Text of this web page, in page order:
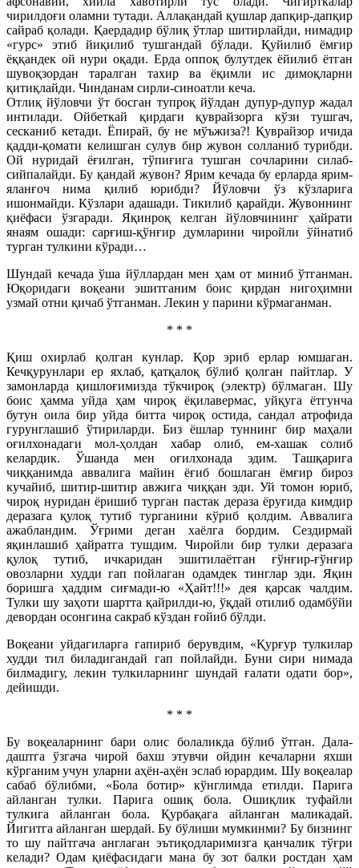
чирилдоғи оламни тутади. Аллақандай қушлар дапқир-дапқир
сайраб қолади. Қаердадир бўлиқ ўтлар шитирлайди, нимадир
«гурс» этиб йиқилиб тушгандай бўлади. Қуйилиб ёмғир
ёққандек ой нури оқади. Ерда оппоқ булутдек ёйилиб ётган
шувоқзордан таралган тахир ва ёқимли ис димоқларни
қитиқлайди. Чинданам сирли-синоатли кеча.
Отлиқ йўловчи ўт босган тупроқ йўлдан дупур-дупур жадал
интилади. Ойбеткай қирдаги қуврайзорга кўзи тушгач,
сесканиб кетади. Ёпирай, бу не мўъжиза?! Қуврайзор ичида
қадди-қомати келишган сулув бир жувон солланиб турибди.
Ой нуридай ёғилган, тўпиғига тушган сочларини силаб-
сийпалайди. Бу қандай жувон? Ярим кечада бу ерларда ярим-
яланғоч нима қилиб юрибди? Йўловчи ўз кўзларига
ишонмайди. Кўзлари адашади. Тикилиб қарайди. Жувоннинг
қиёфаси ўзгаради. Яқинроқ келган йўловчининг ҳайрати
янаям ошади: сарғиш-қўнғир думларини чиройли ўйнатиб
турган тулкини кўради…
Шундай кечада ўша йўллардан мен ҳам от миниб ўтганман.
Юқоридаги воқеани эшитганим боис қирдан нигоҳимни
узмай отни қичаб ўтганман. Лекин у парини кўрмаганман.
* * *
Қиш охирлаб қолган кунлар. Қор эриб ерлар юмшаган.
Кечқурунлари ер яхлаб, қатқалоқ бўлиб қолган пайтлар. У
замонларда қишлоғимизда тўкчироқ (электр) бўлмаган. Шу
боис ҳамма уйда ҳам чироқ ёқилавермас, уйқуга ётгунча
бутун оила бир уйда битта чироқ остида, сандал атрофида
гурунглашиб ўтириларди. Биз ёшлар туннинг бир маҳали
оғилхонадаги мол-ҳолдан хабар олиб, ем-хашак солиб
келардик. Ўшанда мен оғилхонада эдим. Ташқарига
чиққанимда аввалига майин ёғиб бошлаган ёмғир бироз
кучайиб, шитир-шитир авжига чиққан эди. Уй томон юриб,
чироқ нуридан ёришиб турган пастак дераза ёруғида кимдир
деразага қулоқ тутиб турганини кўриб қолдим. Аввалига
ажабландим. Ўғрими деган хаёлга бордим. Сездирмай
яқинлашиб ҳайратга тушдим. Чиройли бир тулки деразага
қулоқ тутиб, ичкаридан эшитилаётган ғўнғир-ғўнғир
овозларни худди гап пойлаган одамдек тинглар эди. Яқин
боришга ҳаддим сиғмади-ю «Ҳайт!!!» дея қарсак чалдим.
Тулки шу заҳоти шартта қайрилди-ю, ўқдай отилиб одамбўйи
девордан осонгина сакраб кўздан ғойиб бўлди.
Воқеани уйдагиларга гапириб берувдим, «Қурғур тулкилар
худди тил биладигандай гап пойлайди. Буни сири нимада
билмадигу, лекин тулкиларнинг шундай ғалати одати бор»,
дейишди.
* * *
Бу воқеаларнинг бари олис болаликда бўлиб ўтган. Дала-
даштга ўзгача чирой бахш этувчи ойдин кечаларни яхши
кўрганим учун уларни аҳён-аҳён эслаб юрардим. Шу воқеалар
сабаб бўлибми, «Бола ботир» кўнглимда етилди. Парига
айланган тулки. Парига ошиқ бола. Ошиқлик туфайли
тулкига айланган бола. Қурбақага айланган маликадай.
Йигитга айланган шердай. Бу бўлиши мумкинми? Бу бизнинг
то шу пайтгача англаган эътиқодларимизга қанчалик тўғри
келади? Одам қиёфасидаги мана бу зот балки ростдан ҳам